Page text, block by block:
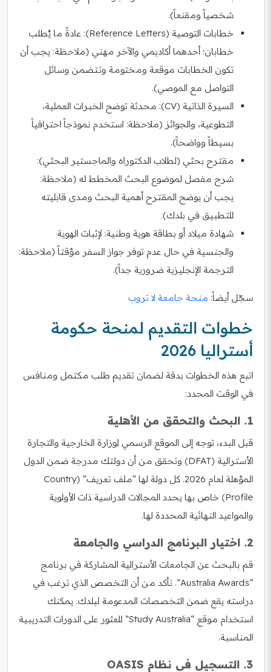
شخصياً ومقنعاً).
خطابات التوصية (Reference Letters): عادةً ما يُطلب
خطابان؛ أحدهما أكاديمي والآخر مهني (ملاحظة: يجب أن
تكون الخطابات موقعة ومختومة وتتضمن وسائل
التواصل مع الموصي).
السيرة الذاتية (CV): محدثة توضح الخبرات العملية،
التطوعية، والجوائز (ملاحظة: استخدم نموذجاً احترافياً
بسيطاً وواضحاً).
مقترح بحثي (لطلاب الدكتوراه والماجستير البحثي):
شرح مفصل لموضوع البحث المخطط له (ملاحظة:
يجب أن يوضح المقترح أهمية البحث ومدى قابليته
للتطبيق في بلدك).
شهادة ميلاد أو بطاقة هوية وطنية: لإثبات الهوية
والجنسية في حال عدم توفر جواز السفر مؤقتاً (ملاحظة:
الترجمة الإنجليزية ضرورية جداً).
سجّل أيضاً: منحة جامعة لا تروب
خطوات التقديم لمنحة حكومة
أستراليا 2026
اتبع هذه الخطوات بدقة لضمان تقديم طلب مكتمل ومنافس
في الوقت المحدد:
1. البحث والتحقق من الأهلية
قبل البدء، توجه إلى الموقع الرسمي لوزارة الخارجية والتجارة
الأسترالية (DFAT) وتحقق من أن دولتك مدرجة ضمن الدول
المؤهلة لعام 2026. كل دولة لها “ملف تعريف” (Country
Profile) خاص بها يحدد المجالات الدراسية ذات الأولوية
والمواعيد النهائية المحددة لها.
2. اختيار البرنامج الدراسي والجامعة
قم بالبحث عن الجامعات الأسترالية المشاركة في برنامج
“Australia Awards”. تأكد من أن التخصص الذي ترغب في
دراسته يقع ضمن التخصصات المدعومة لبلدك. يمكنك
استخدام موقع “Study Australia” للعثور على الدورات التدريبية
المناسبة.
3. التسجيل في نظام OASIS